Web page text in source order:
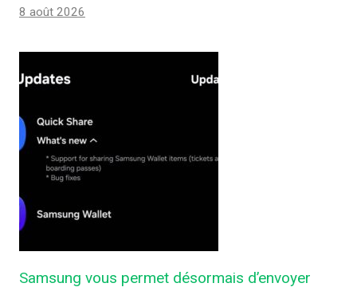
8 août 2026
Samsung vous permet désormais d’envoyer